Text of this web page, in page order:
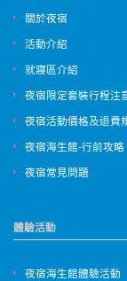
關於夜宿
活動介紹
就寢區介紹
夜宿限定套裝行程注
夜宿活動價格及退費
夜宿海生館-行前攻略
夜宿常見問題
體驗活動
夜宿海生館體驗活動